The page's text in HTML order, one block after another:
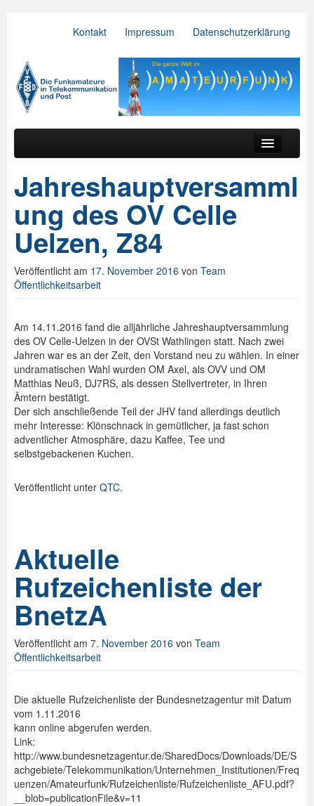
Kontakt Impressum Datenschutzerklärung
VFDB e.V.
Hauptmenü
Der Verein
Referate
BV & OV
Relais
Spenden
Login
Jahreshauptversamml
ung des OV Celle
Uelzen, Z84
Veröffentlicht am 17. November 2016 von Team
Öffentlichkeitsarbeit
Am 14.11.2016 fand die alljährliche Jahreshauptversammlung
des OV Celle-Uelzen in der OVSt Wathlingen statt. Nach zwei
Jahren war es an der Zeit, den Vorstand neu zu wählen. In einer
undramatischen Wahl wurden OM Axel, als OVV und OM
Matthias Neuß, DJ7RS, als dessen Stellvertreter, in Ihren
Ämtern bestätigt.
Der sich anschließende Teil der JHV fand allerdings deutlich
mehr Interesse: Klönschnack in gemütlicher, ja fast schon
adventlicher Atmosphäre, dazu Kaffee, Tee und
selbstgebackenen Kuchen.
Veröffentlicht unter QTC.
Aktuelle
Rufzeichenliste der
BnetzA
Veröffentlicht am 7. November 2016 von Team
Öffentlichkeitsarbeit
Die aktuelle Rufzeichenliste der Bundesnetzagentur mit Datum
vom 1.11.2016
kann online abgerufen werden.
Link:
http://www.bundesnetzagentur.de/SharedDocs/Downloads/DE/S
achgebiete/Telekommunikation/Unternehmen_Institutionen/Freq
uenzen/Amateurfunk/Rufzeichenliste/Rufzeichenliste_AFU.pdf?
__blob=publicationFile&v=11